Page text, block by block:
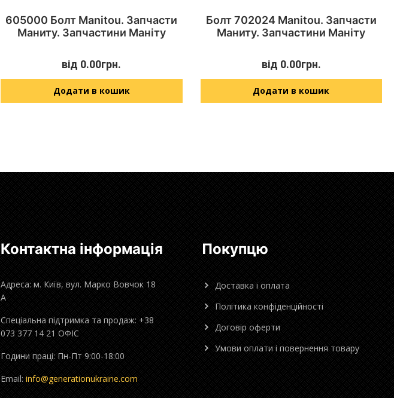
605000 Болт Manitou. Запчасти
Маниту. Запчастини Маніту
від 0.00грн.
Додати в кошик
Болт 702024 Manitou. Запчасти
Маниту. Запчастини Маніту
від 0.00грн.
Додати в кошик
Контактна інформація
Адреса: м. Київ, вул. Марко Вовчок 18
А
Спеціальна підтримка та продаж: +38
073 377 14 21 ОФІС
Години праці: Пн-Пт 9:00-18:00
Email: info@generationukraine.com
Покупцю
Доставка і оплата
Політика конфіденційності
Договір оферти
Умови оплати і повернення товару